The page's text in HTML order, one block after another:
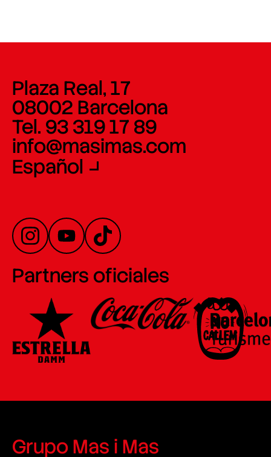
Plaza Real, 17
08002 Barcelona
Tel. 93 319 17 89
info@masimas.com
Español
Partners oficiales
Grupo Mas i Mas